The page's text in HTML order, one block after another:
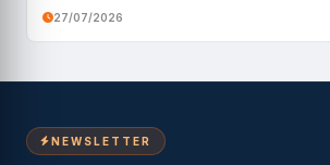
27/07/2026
NEWSLETTER